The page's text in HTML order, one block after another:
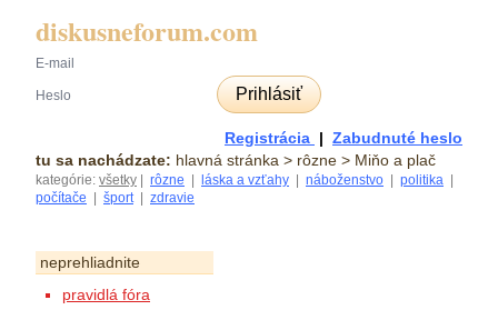
diskusneforum.com
Prihlásiť
Registrácia | Zabudnuté heslo
tu sa nachádzate: hlavná stránka > rôzne > Miňo a plač
kategórie: všetky rôzne láska a vzťahy náboženstvo politika
počítače
šport| zdravie
neprehliadnite
pravidlá fóra